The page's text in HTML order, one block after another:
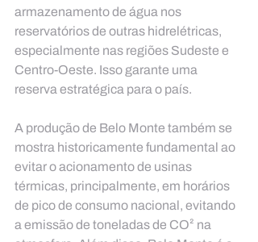
armazenamento de água nos
reservatórios de outras hidrelétricas,
especialmente nas regiões Sudeste e
Centro-Oeste. Isso garante uma
reserva estratégica para o país.
A produção de Belo Monte também se
mostra historicamente fundamental ao
evitar o acionamento de usinas
térmicas, principalmente, em horários
de pico de consumo nacional, evitando
a emissão de toneladas de CO² na